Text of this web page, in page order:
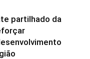
partilhado da